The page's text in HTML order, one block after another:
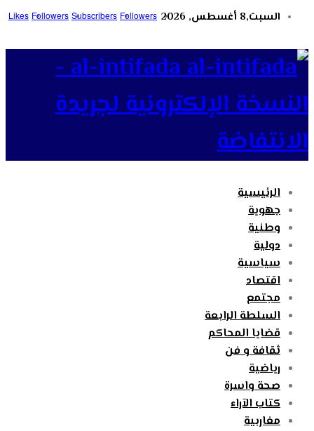
Likes Followers Subscribers Followers السبت,8 أغسطس, 2026
al-intifada -
النسخة الإلكترونية لجريدة
الانتفاضة
الرئيسية
جهوية
وطنية
دولية
سياسية
اقتصاد
مجتمع
السلطة الرابعة
قضايا المحاكم
ثقافة و فن
رياضية
صحة واسرة
كتاب الآراء
مغاربية